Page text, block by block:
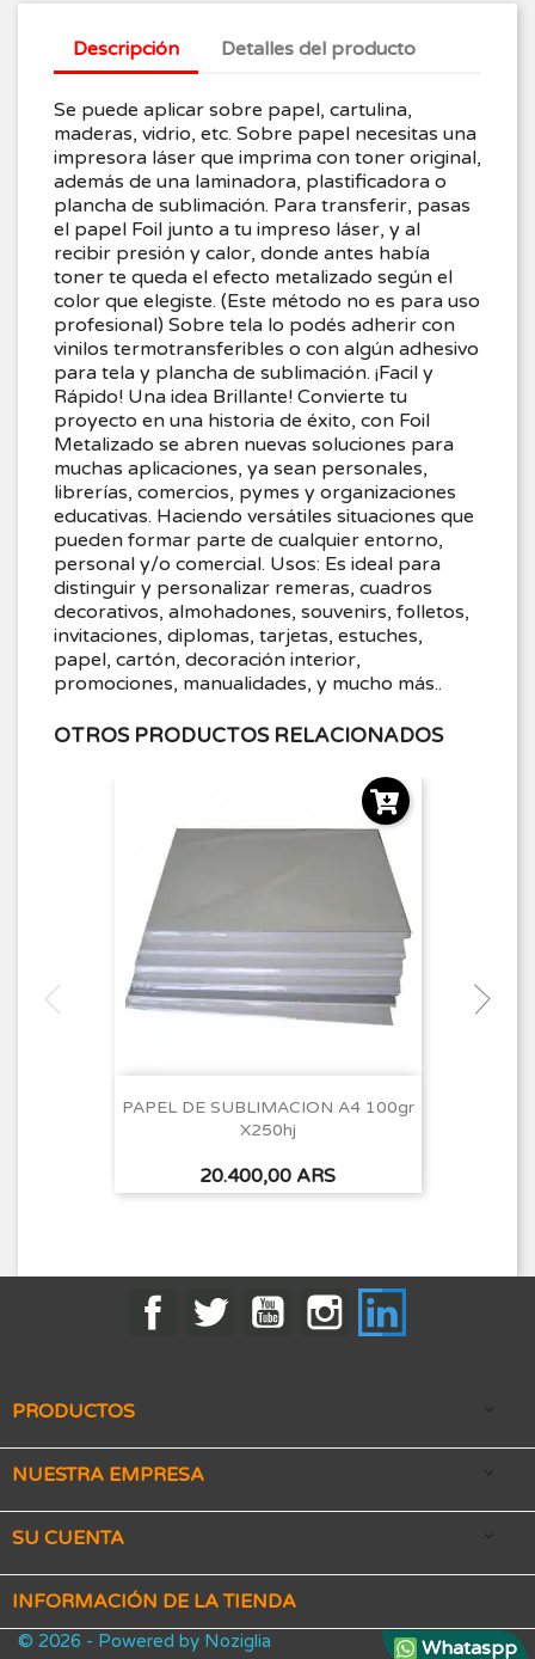
Descripción Detalles del producto
Se puede aplicar sobre papel, cartulina,
maderas, vidrio, etc. Sobre papel necesitas una
impresora láser que imprima con toner original,
además de una laminadora, plastificadora o
plancha de sublimación. Para transferir, pasas
el papel Foil junto a tu impreso láser, y al
recibir presión y calor, donde antes había
toner te queda el efecto metalizado según el
color que elegiste. (Este método no es para uso
profesional) Sobre tela lo podés adherir con
vinilos termotransferibles o con algún adhesivo
para tela y plancha de sublimación. ¡Facil y
Rápido! Una idea Brillante! Convierte tu
proyecto en una historia de éxito, con Foil
Metalizado se abren nuevas soluciones para
muchas aplicaciones, ya sean personales,
librerías, comercios, pymes y organizaciones
educativas. Haciendo versátiles situaciones que
pueden formar parte de cualquier entorno,
personal y/o comercial. Usos: Es ideal para
distinguir y personalizar remeras, cuadros
decorativos, almohadones, souvenirs, folletos,
invitaciones, diplomas, tarjetas, estuches,
papel, cartón, decoración interior,
promociones, manualidades, y mucho más..
OTROS PRODUCTOS RELACIONADOS
PAPEL DE SUBLIMACION A4 100gr
X250hj
Precio
20.400,00 ARS
FacebookTwitter YouTubeInstagram
PRODUCTOS 
NUESTRA EMPRESA 
SU CUENTA 
INFORMACIÓN DE LA TIENDA
Whataspp
© 2026 - Powered by Noziglia